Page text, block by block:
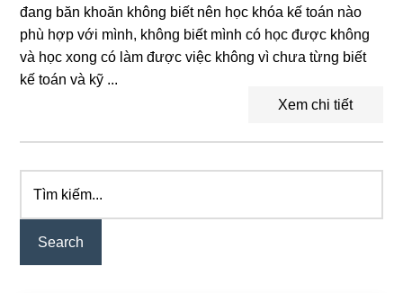
đang băn khoăn không biết nên học khóa kế toán nào
phù hợp với mình, không biết mình có học được không
và học xong có làm được việc không vì chưa từng biết
kế toán và kỹ ...
Xem chi tiết
Primary
Sidebar
kiếm...